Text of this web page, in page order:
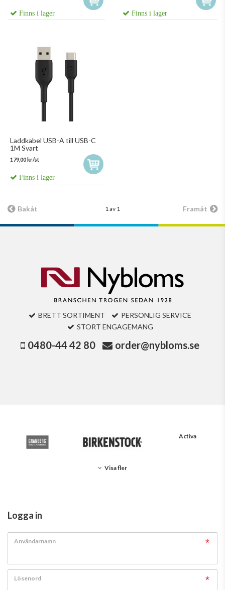
Finns i lager Finns i lager
Laddkabel USB-A till USB-C
1M Svart
179,00 kr/st
Finns i lager
Bakåt 1 av 1 Framåt
BRETT SORTIMENT
PERSONLIG SERVICE
STORT ENGAGEMANG
0480-44 42 80 order@nybloms.se
Activa
Visa fler
Logga in
Användarnamn
Lösenord